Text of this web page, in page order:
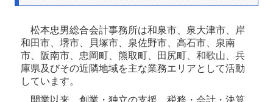
円滑な事業承継を支援
記帳代行
建設業について
松本忠男総合会計事務所は和泉市、 泉大津市、
岸
和田市、堺市、貝塚市、泉佐野市、高石市、泉南
市、阪南市、忠岡町、熊取町、田尻町、和歌山、兵
庫県及びその近隣地域を主な業務エリアとして活動
しています。
開業以来、創業・独立の支援、税務・会計・決算